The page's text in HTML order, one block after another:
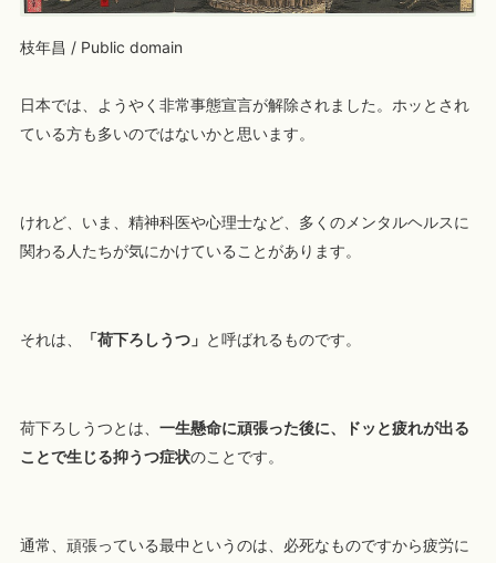
枝年昌 / Public domain
日本では、ようやく非常事態宣言が解除されました。ホッとされ
ている方も多いのではないかと思います。
けれど、いま、精神科医や心理士など、多くのメンタルヘルスに
関わる人たちが気にかけていることがあります。
それは、 「荷下ろしうつ」 と呼ばれるものです。
荷下ろしうつとは、 一生懸命に頑張った後に、ドッと疲れが出る
ことで生じる抑うつ症状のことです。
通常、頑張っている最中というのは、必死なものですから疲労に